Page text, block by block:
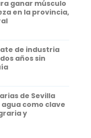
ganar músculo
en la provincia,
de industria
años sin
de Sevilla
como clave
y